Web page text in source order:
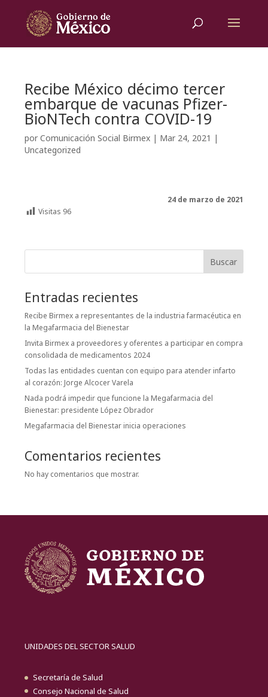
Recibe México décimo tercer
embarque de vacunas Pfizer-
BioNTech contra COVID-19
porComunicación Social Birmex | Mar 24, 2021 |
Uncategorized
24 de marzo de 2021
Visitas 96
Buscar
Entradas recientes
Recibe Birmex a representantes de la industria farmacéutica en
la Megafarmacia del Bienestar
Invita Birmex a proveedores y oferentes a participar en compra
consolidada de medicamentos 2024
Todas las entidades cuentan con equipo para atender infarto
al corazón: Jorge Alcocer Varela
Nada podrá impedir que funcione la Megafarmacia del
Bienestar: presidente López Obrador
Megafarmacia del Bienestar inicia operaciones
Comentarios recientes
No hay comentarios que mostrar.
UNIDADES DEL SECTOR SALUD
Secretaría de Salud
Consejo Nacional de Salud